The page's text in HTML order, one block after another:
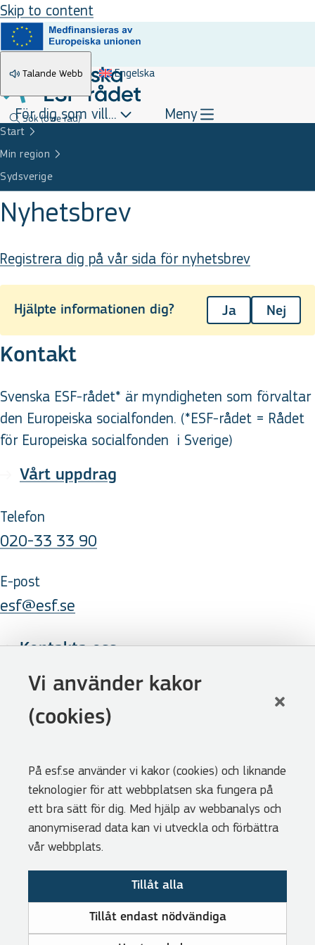
Vi använder kakor
(cookies)
På esf.se använder vi kakor (cookies) och liknande
teknologier för att webbplatsen ska fungera på
ett bra sätt för dig. Med hjälp av webbanalys och
anonymiserad data kan vi utveckla och förbättra
vår webbplats.
Tillåt alla
Tillåt endast nödvändiga
Skip to content
Talande Webb Engelska
Sök(övre rad)
För dig som vill... Meny
Start
Min region
Sydsverige
Nyhetsbrev
Registrera dig på vår sida för nyhetsbrev
Hjälpte informationen dig? Ja Nej
Kontakt
Svenska ESF-rådet* är myndigheten som förvaltar
den Europeiska socialfonden. (*ESF-rådet = Rådet
för Europeiska socialfonden i Sverige)
Vårt uppdrag
Telefon
020-33 33 90
E-post
esf@esf.se
Kontakta oss
Följ oss
LinkedIn
Nyhetsbrev
Genvägar
Webbshoppen
Visselblåsarfunktion